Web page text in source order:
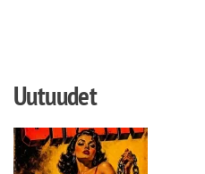
Uutuudet